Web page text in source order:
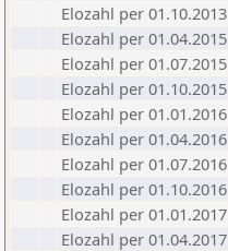
Elozahl per 01.10.2013
Elozahl per 01.04.2015
Elozahl per 01.07.2015
Elozahl per 01.10.2015
Elozahl per 01.01.2016
Elozahl per 01.04.2016
Elozahl per 01.07.2016
Elozahl per 01.10.2016
Elozahl per 01.01.2017
Elozahl per 01.04.2017